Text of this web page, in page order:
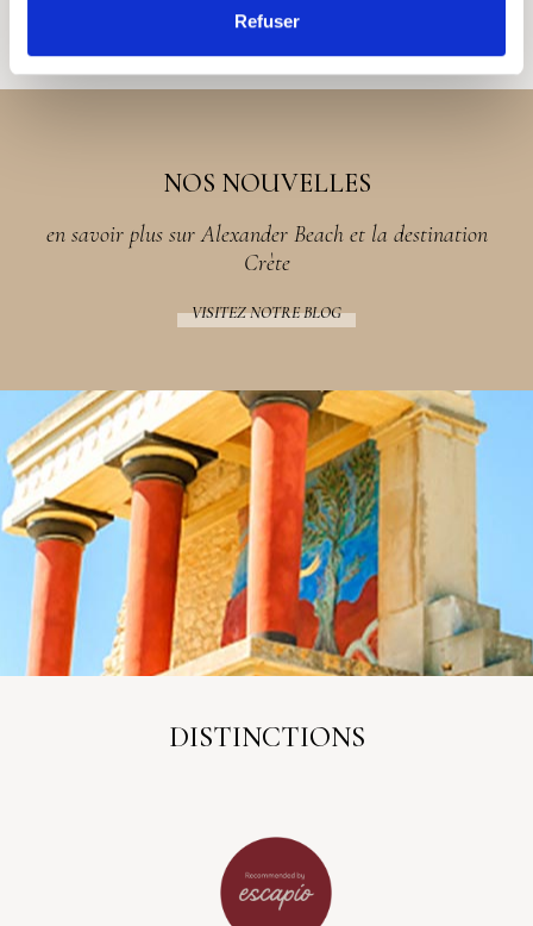
Refuser
NOS NOUVELLES
en savoir plus sur Alexander Beach et la destination
Crète
VISITEZ NOTRE BLOG
DISTINCTIONS